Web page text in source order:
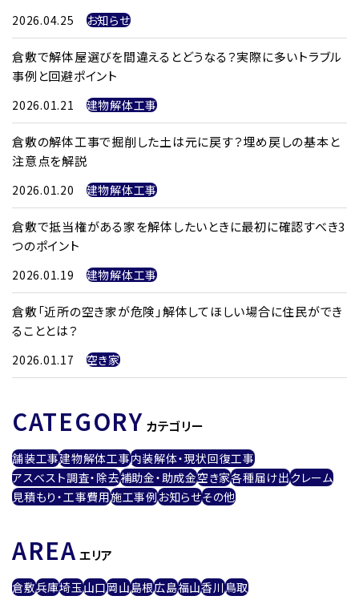
2026.04.25 お知らせ
倉敷で解体屋選びを間違えるとどうなる？実際に多いトラブル
事例と回避ポイント
2026.01.21 建物解体工事
倉敷の解体工事で掘削した土は元に戻す？埋め戻しの基本と
注意点を解説
2026.01.20 建物解体工事
倉敷で抵当権がある家を解体したいときに最初に確認すべき3
つのポイント
2026.01.19 建物解体工事
倉敷「近所の空き家が危険」解体してほしい場合に住民ができ
ることとは？
2026.01.17 空き家
CATEGORY カテゴリー
舗装工事建物解体工事内装解体・現状回復工事
アスベスト調査・除去補助金・助成金空き家各種届け出クレーム
見積もり・工事費用施工事例お知らせその他
AREA エリア
倉敷兵庫埼玉山口岡山島根広島福山香川鳥取